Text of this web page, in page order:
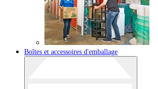
Boîtes et accessoires d'emballage